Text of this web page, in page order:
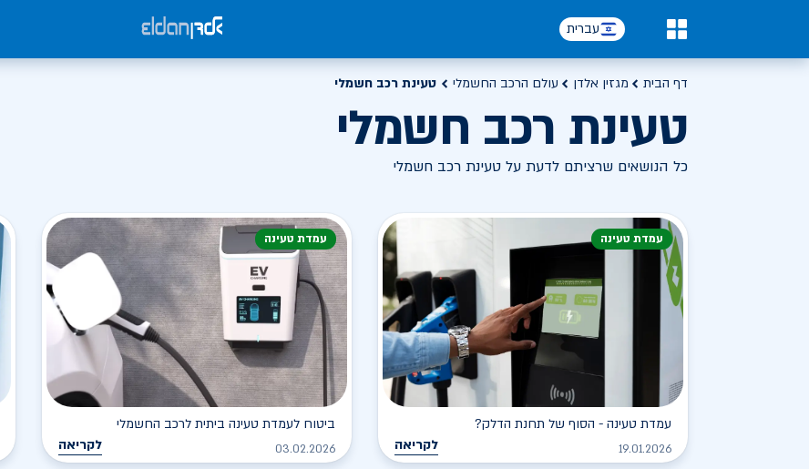
עברית
דף הבית מגזין אלדן עולם הרכב החשמלי טעינת רכב חשמלי
טעינת רכב חשמלי
כל הנושאים שרציתם לדעת על טעינת רכב חשמלי
עמדת טעינה
עמדת טעינה - הסוף של תחנת הדלק?
19.01.2026 לקריאה
עמדת טעינה
ביטוח לעמדת טעינה ביתית לרכב החשמלי
03.02.2026 לקריאה